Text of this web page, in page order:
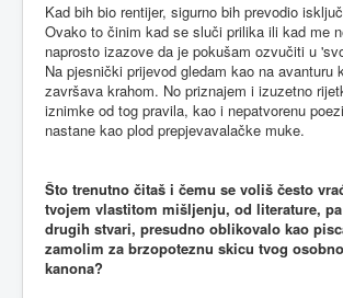
Kad bih bio rentijer, sigurno bih prevodio
Ovako to činim kad se sluči prilika ili kad me
naprosto izazove da je pokušam ozvučiti u
Na pjesnički prijevod gledam kao na avanturu
završava krahom. No priznajem i izuzetno
iznimke od tog pravila, kao i nepatvorenu
nastane kao plod prepjevavalačke muke.
Što trenutno čitaš i čemu se voliš često
tvojem vlastitom mišljenju, od literature,
drugih stvari, presudno oblikovalo kao
zamolim za brzopoteznu skicu tvog
kanona?